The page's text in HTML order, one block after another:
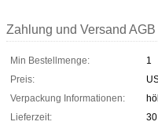
Zahlung und Versand AGB
Min Bestellmenge:
1
Preis:
Verpackung Informationen:
Lieferzeit: